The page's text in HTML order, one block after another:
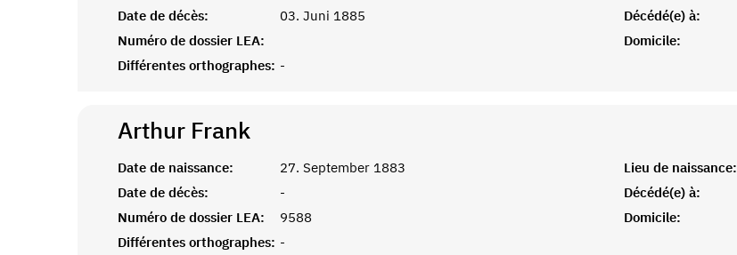
Date de décès:
03. Juni 1885 Décédé(e) à:
Numéro de dossier LEA:
Domicile:
Différentes orthographes: -
Arthur Frank
Date de naissance: 27. September 1883 Lieu de naissance:
Date de décès:
- Décédé(e) à:
Numéro de dossier LEA:
9588 Domicile:
Différentes orthographes: -